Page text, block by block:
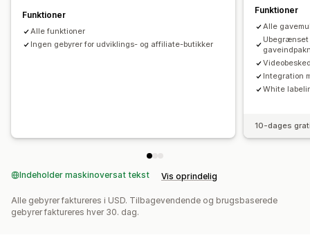
Anbefalet ydeevne
Funktioner
Alle funktioner
Ingen gebyrer for udviklings- og affiliate-butikker
Funktioner
Alle
Ubegrænset
Integration
White
10-dages
Indeholder maskinoversat tekst Vis oprindelig
Alle gebyrer faktureres i USD. Tilbagevendende og brugsbaserede
gebyrer faktureres hver 30. dag.